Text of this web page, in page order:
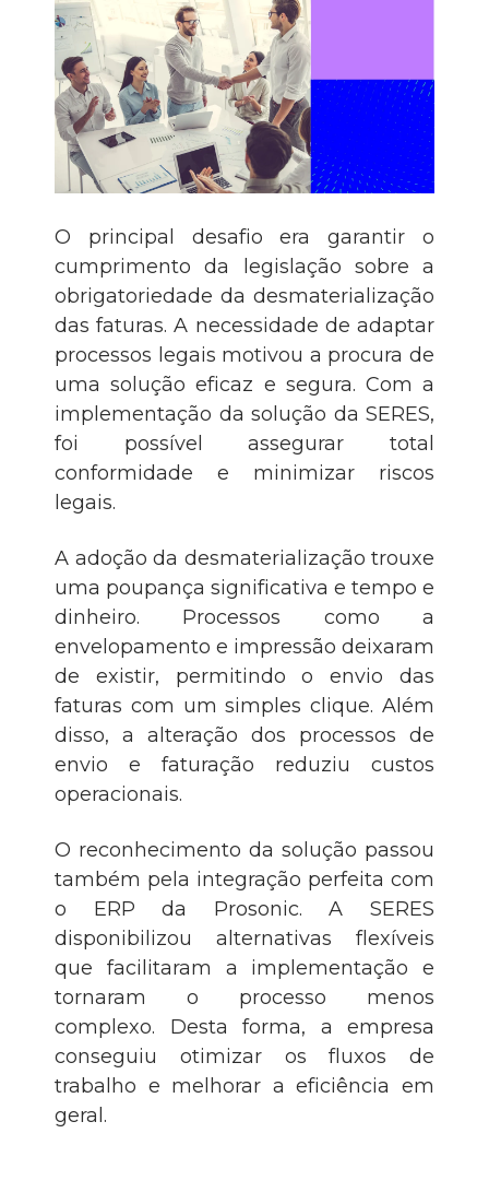
O principal desafio era garantir o
cumprimento da legislação sobre a
obrigatoriedade da desmaterialização
das faturas. A necessidade de adaptar
processos legais motivou a procura de
uma solução eficaz e segura. Com a
implementação da solução da SERES,
foi possível assegurar total
conformidade e minimizar riscos
legais.
A adoção da desmaterialização trouxe
uma poupança significativa e tempo e
dinheiro. Processos como a
envelopamento e impressão deixaram
de existir, permitindo o envio das
faturas com um simples clique. Além
disso, a alteração dos processos de
envio e faturação reduziu custos
operacionais.
O reconhecimento da solução passou
também pela integração perfeita com
o ERP da Prosonic. A SERES
disponibilizou alternativas flexíveis
que facilitaram a implementação e
tornaram o processo menos
complexo. Desta forma, a empresa
conseguiu otimizar os fluxos de
trabalho e melhorar a eficiência em
geral.